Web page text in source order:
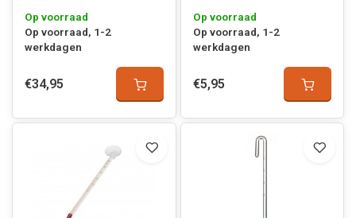
Op voorraad
Op voorraad, 1-2
werkdagen
€34,95
Op voorraad
Op voorraad, 1-2
werkdagen
€5,95